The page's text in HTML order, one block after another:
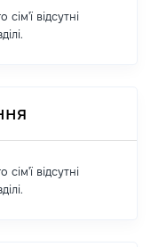
відсутні
відсутні